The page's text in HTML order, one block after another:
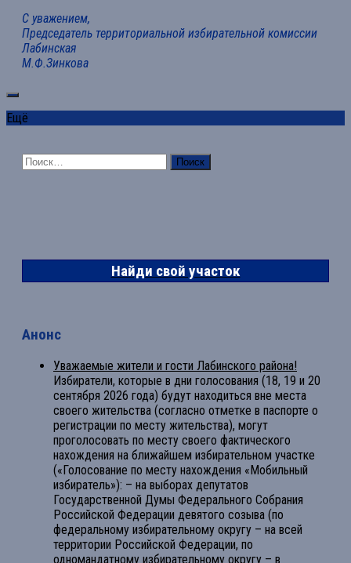
С уважением,
Председатель территориальной избирательной комиссии
Лабинская
М.Ф.Зинкова
Ещё
Найти:
Найди свой участок
Анонс
Уважаемые жители и гости Лабинского района!
Избиратели, которые в дни голосования (18, 19 и 20
сентября 2026 года) будут находиться вне места
своего жительства (согласно отметке в паспорте о
регистрации по месту жительства), могут
проголосовать по месту своего фактического
нахождения на ближайшем избирательном участке
(«Голосование по месту нахождения «Мобильный
избиратель»): – на выборах депутатов
Государственной Думы Федерального Собрания
Российской Федерации девятого созыва (по
федеральному избирательному округу – на всей
территории Российской Федерации, по
одномандатному избирательному округу – в